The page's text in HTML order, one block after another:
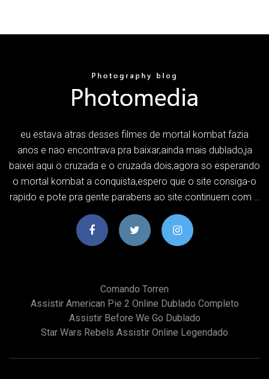
eu estava atras desses filmes de mortal kombat fazia
anos e nao encontrava pra baixar,ainda mais dublado,ja
baixei aqui o cruzada e o cruzada dois,agora so esperando
o mortal kombat a conquista,espero que o site consiga-o
rapido e pote pra gente.parabens ao site.continuem com …
Comando Torren
Assistir American Pie 2 Online Dublado Completo
Assistir Before We Go Dublado
Star Wars Rebels Assistir Online Legendado